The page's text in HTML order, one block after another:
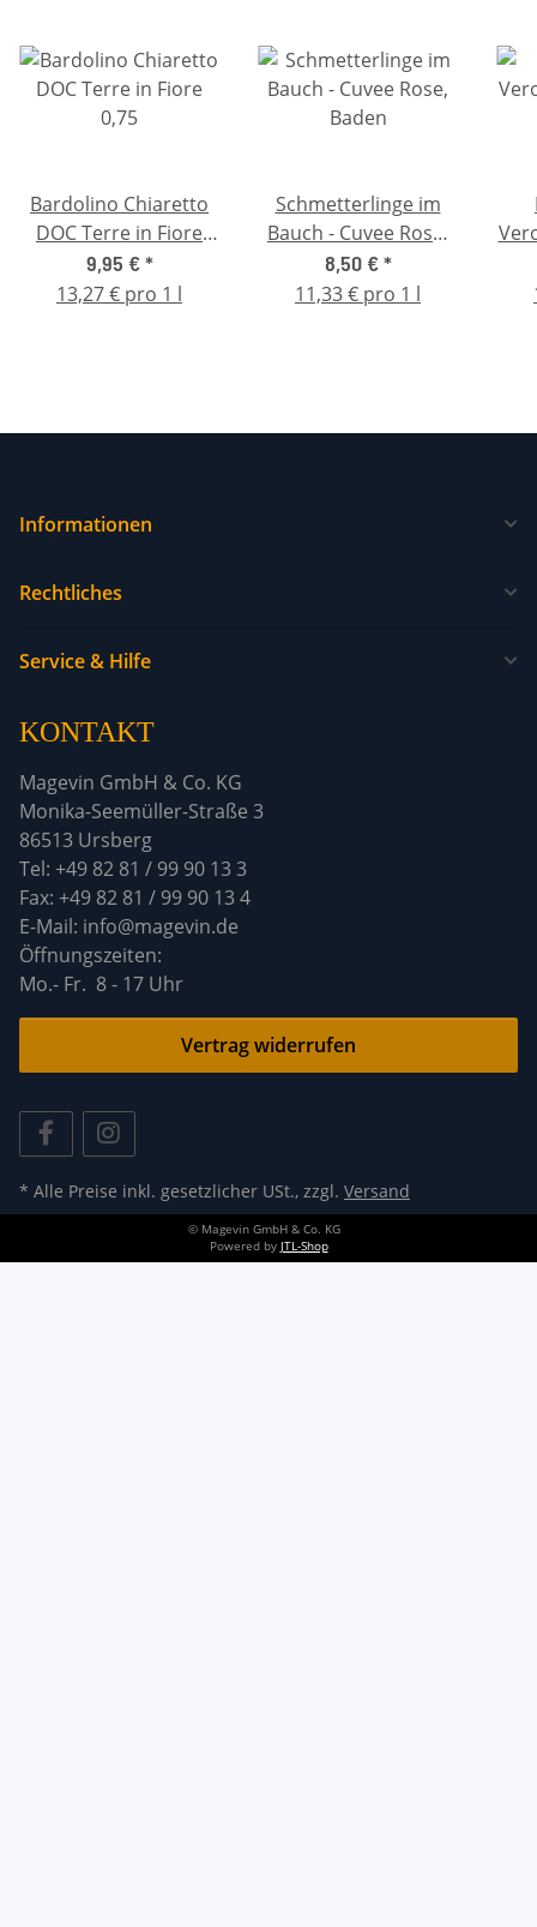
Bardolino Chiaretto
DOC Terre in Fiore
0,75
9,95 €*
13,27 € pro 1 l
Schmetterlinge im
Bauch - Cuvee Rose,
Baden
8,50 €*
11,33 € pro 1 l
Informationen
Rechtliches
Service & Hilfe
KONTAKT
Magevin GmbH & Co. KG
Monika-Seemüller-Straße 3
86513 Ursberg
Tel: +49 82 81 / 99 90 13 3
Fax: +49 82 81 / 99 90 13 4
E-Mail: info@magevin.de
Mo.- Fr. 8 - 17 Uhr
Vertrag widerrufen
* Alle Preise inkl. gesetzlicher USt., zzgl. Versand
© Magevin GmbH & Co. KG
Powered by JTL-Shop